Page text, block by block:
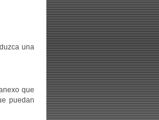
una
que
puedan